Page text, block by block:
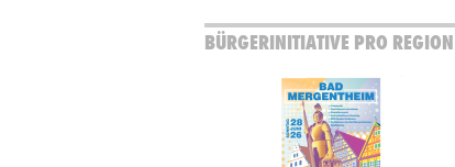
BÜRGERINITIATIVE PRO